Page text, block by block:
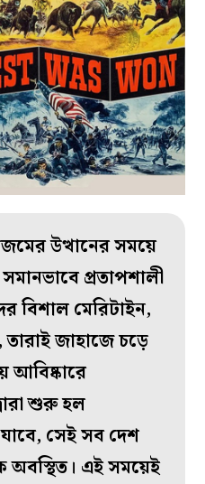
উত্থানের সময়ে
প্রতাপশালী
বিশাল মেরিটাইন,
তারাই জাহাজে চড়ে
আবিষ্কারে
শুরু হল
সেই সব দেশ
অবস্থিত। এই সময়েই